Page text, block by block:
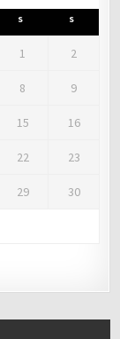
S S
1 2
8 9
15 16
22 23
29 30